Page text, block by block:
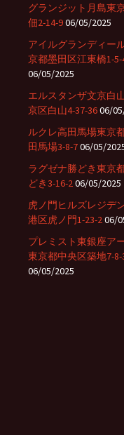
グランジット月島東
佃2-14-906/05/2025
アイルグランディー
京都墨田区江東橋1-5-
06/05/2025
エルスタンザ文京白
京区白山4-37-3606/
ルクレ高田馬場東京
田馬場3-8-706/05/
ラグゼナ勝どき東京
どき3-16-206/05/2025
虎ノ門ヒルズレジデ
港区虎ノ門1-23-206/
プレミスト東銀座ア
東京都中央区築地7-8-
06/05/2025